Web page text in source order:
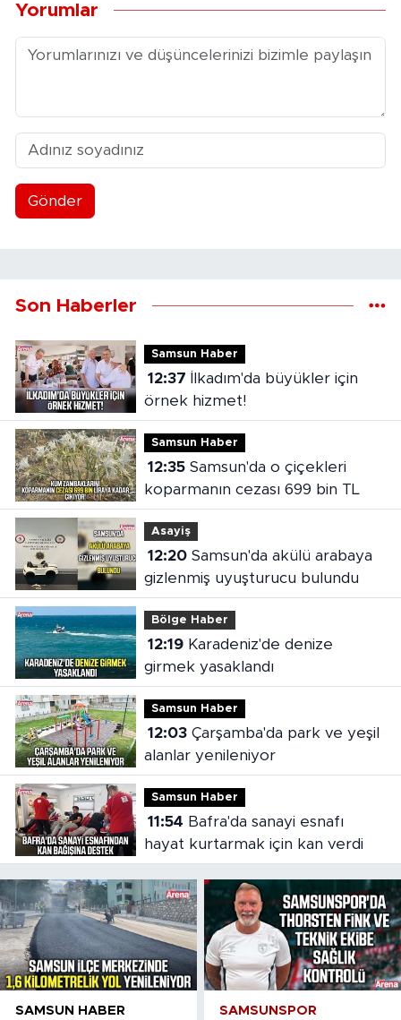
Yorumlar
Gönder
Son Haberler
Samsun Haber
12:37
örnek hizmet!
Samsun Haber
12:35Samsun'da o çiçekleri
koparmanın cezası 699 bin TL
Asayiş
12:20Samsun'da akülü arabaya
gizlenmiş uyuşturucu bulundu
Bölge Haber
12:19Karadeniz'de denize
girmek yasaklandı
Samsun Haber
12:03Çarşamba'da park ve yeşil
alanlar yenileniyor
Samsun Haber
11:54
hayat kurtarmak için kan verdi
SAMSUN HABER SAMSUNSPOR